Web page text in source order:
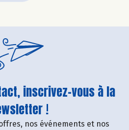
inscrivez-vous à la
!
nos événements et nos